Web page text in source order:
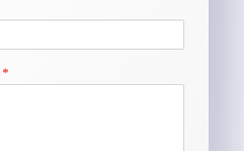
*